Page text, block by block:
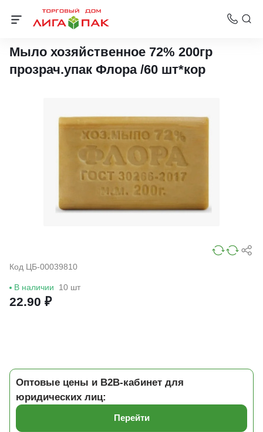
Жидкое мыло
Мыло хозяйственное 72% 200гр
прозрач.упак Флора /60 шт*кор
Код ЦБ-00039810
В наличии 10 шт
22.90 ₽
Оптовые цены и B2B-кабинет для
юридических лиц:
Перейти